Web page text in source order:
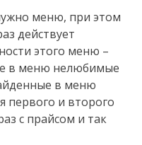
меню, при этом
действует
этого меню –
в меню нелюбимые
в меню
первого и второго
с прайсом и так